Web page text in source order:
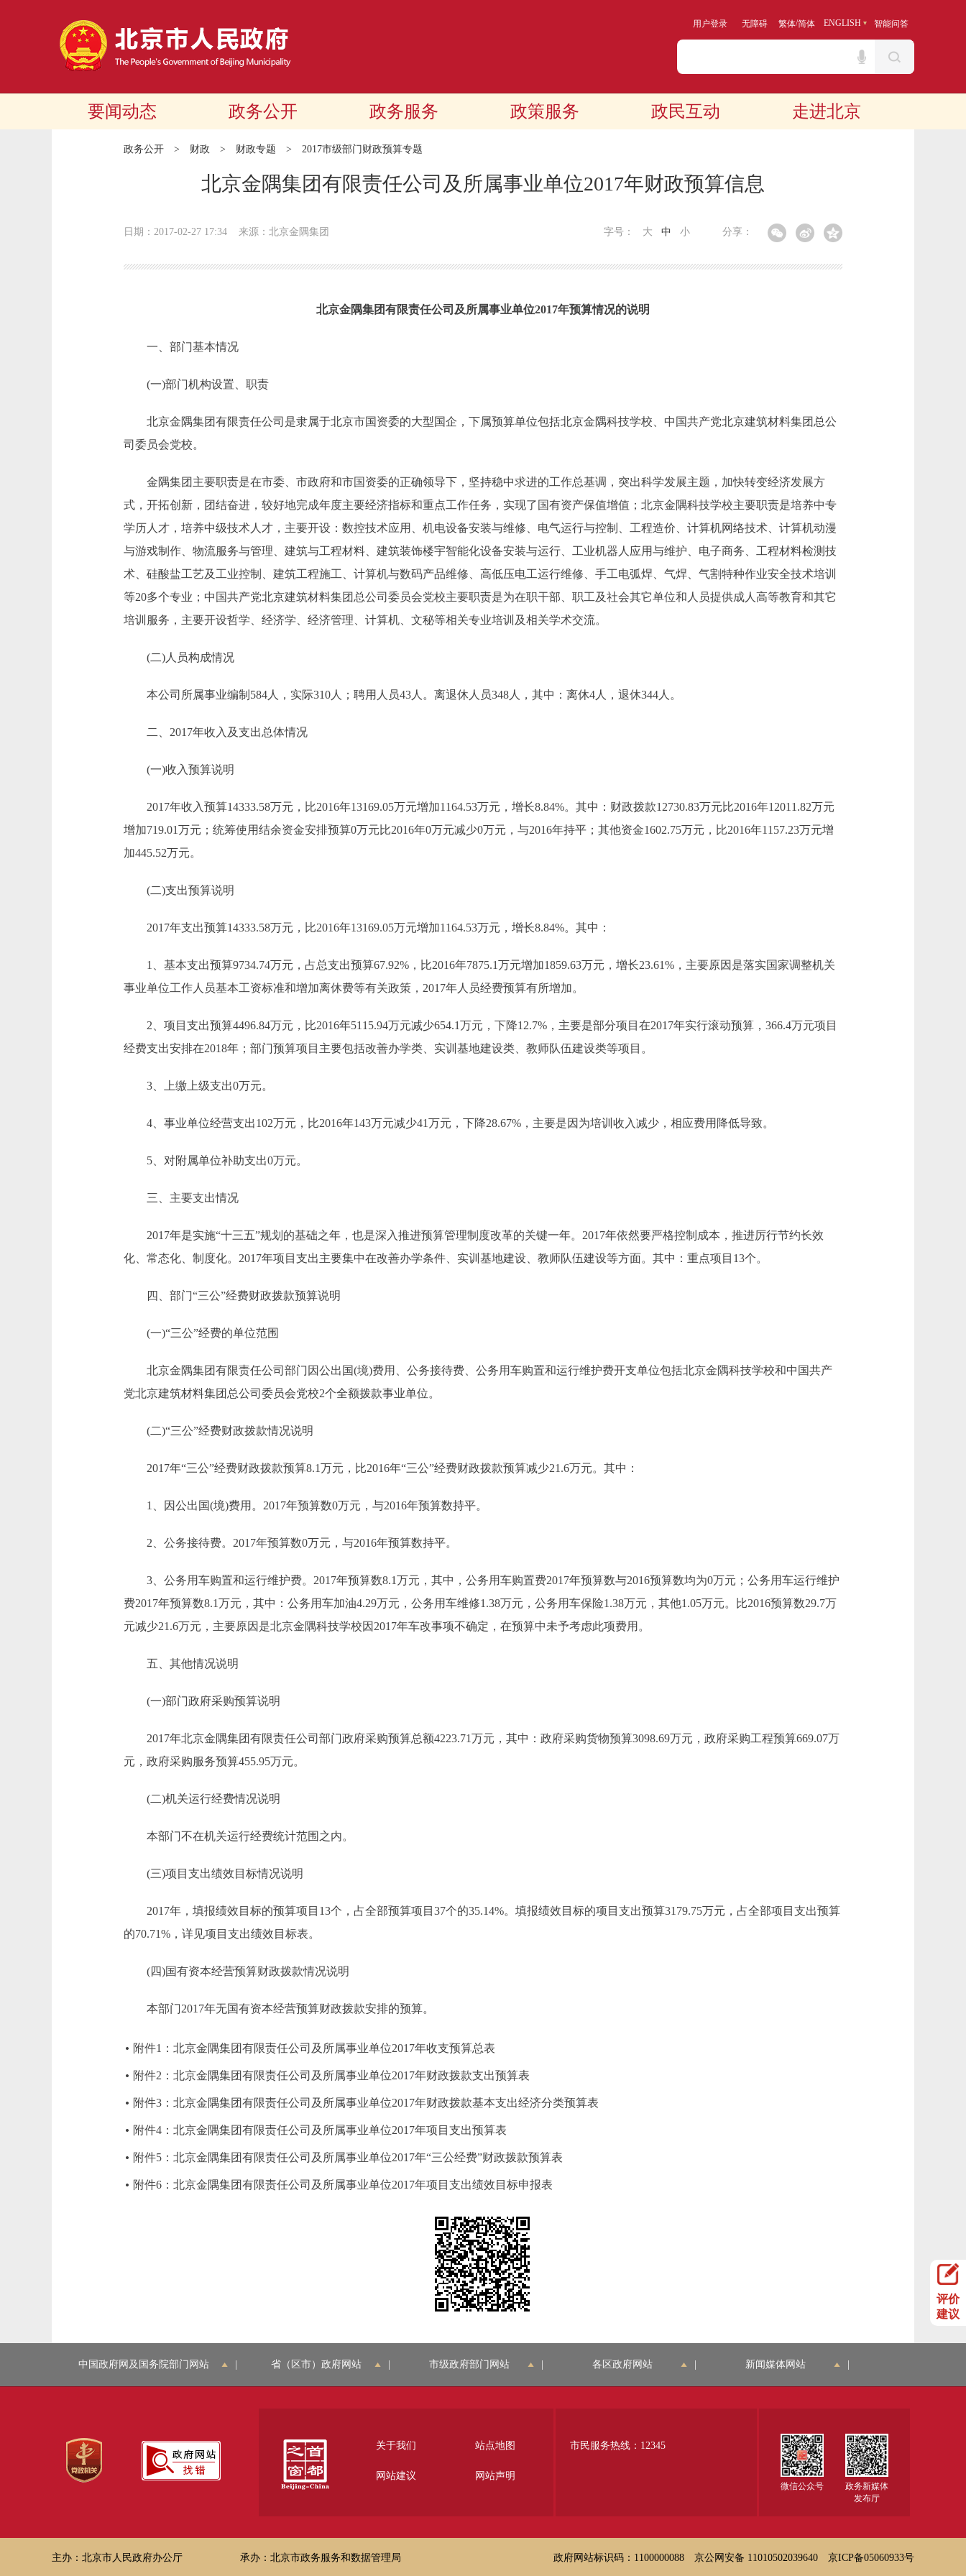
用户登录 无障碍 繁体/简体 ENGLISH 智能问答
要闻动态 政务公开 政务服务 政策服务 政民互动 走进北京
政务公开 > 财政 > 财政专题 > 2017市级部门财政预算专题
北京金隅集团有限责任公司及所属事业单位2017年财政预算信息
日期：2017-02-27 17:34 来源：北京金隅集团 分享：
字号： 大 中 小
北京金隅集团有限责任公司及所属事业单位2017年预算情况的说明
一、部门基本情况
(一)部门机构设置、职责
北京金隅集团有限责任公司是隶属于北京市国资委的大型国企，下属预算单位包括北京金隅科技学校、中国共产党北京建筑材料集团总公
司委员会党校。
金隅集团主要职责是在市委、市政府和市国资委的正确领导下，坚持稳中求进的工作总基调，突出科学发展主题，加快转变经济发展方
式，开拓创新，团结奋进，较好地完成年度主要经济指标和重点工作任务，实现了国有资产保值增值；北京金隅科技学校主要职责是培养中专
学历人才，培养中级技术人才，主要开设：数控技术应用、机电设备安装与维修、电气运行与控制、工程造价、计算机网络技术、计算机动漫
与游戏制作、物流服务与管理、建筑与工程材料、建筑装饰楼宇智能化设备安装与运行、工业机器人应用与维护、电子商务、工程材料检测技
术、硅酸盐工艺及工业控制、建筑工程施工、计算机与数码产品维修、高低压电工运行维修、手工电弧焊、气焊、气割特种作业安全技术培训
等20多个专业；中国共产党北京建筑材料集团总公司委员会党校主要职责是为在职干部、职工及社会其它单位和人员提供成人高等教育和其它
培训服务，主要开设哲学、经济学、经济管理、计算机、文秘等相关专业培训及相关学术交流。
(二)人员构成情况
本公司所属事业编制584人，实际310人；聘用人员43人。离退休人员348人，其中：离休4人，退休344人。
二、2017年收入及支出总体情况
(一)收入预算说明
2017年收入预算14333.58万元，比2016年13169.05万元增加1164.53万元，增长8.84%。其中：财政拨款12730.83万元比2016年12011.82万元
增加719.01万元；统筹使用结余资金安排预算0万元比2016年0万元减少0万元，与2016年持平；其他资金1602.75万元，比2016年1157.23万元增
加445.52万元。
(二)支出预算说明
2017年支出预算14333.58万元，比2016年13169.05万元增加1164.53万元，增长8.84%。其中：
1、基本支出预算9734.74万元，占总支出预算67.92%，比2016年7875.1万元增加1859.63万元，增长23.61%，主要原因是落实国家调整机关
事业单位工作人员基本工资标准和增加离休费等有关政策，2017年人员经费预算有所增加。
2、项目支出预算4496.84万元，比2016年5115.94万元减少654.1万元，下降12.7%，主要是部分项目在2017年实行滚动预算，366.4万元项目
经费支出安排在2018年；部门预算项目主要包括改善办学类、实训基地建设类、教师队伍建设类等项目。
3、上缴上级支出0万元。
4、事业单位经营支出102万元，比2016年143万元减少41万元，下降28.67%，主要是因为培训收入减少，相应费用降低导致。
5、对附属单位补助支出0万元。
三、主要支出情况
2017年是实施“十三五”规划的基础之年，也是深入推进预算管理制度改革的关键一年。2017年依然要严格控制成本，推进厉行节约长效
化、常态化、制度化。2017年项目支出主要集中在改善办学条件、实训基地建设、教师队伍建设等方面。其中：重点项目13个。
四、部门“三公”经费财政拨款预算说明
(一)“三公”经费的单位范围
北京金隅集团有限责任公司部门因公出国(境)费用、公务接待费、公务用车购置和运行维护费开支单位包括北京金隅科技学校和中国共产
党北京建筑材料集团总公司委员会党校2个全额拨款事业单位。
(二)“三公”经费财政拨款情况说明
2017年“三公”经费财政拨款预算8.1万元，比2016年“三公”经费财政拨款预算减少21.6万元。其中：
1、因公出国(境)费用。2017年预算数0万元，与2016年预算数持平。
2、公务接待费。2017年预算数0万元，与2016年预算数持平。
3、公务用车购置和运行维护费。2017年预算数8.1万元，其中，公务用车购置费2017年预算数与2016预算数均为0万元；公务用车运行维护
费2017年预算数8.1万元，其中：公务用车加油4.29万元，公务用车维修1.38万元，公务用车保险1.38万元，其他1.05万元。比2016预算数29.7万
元减少21.6万元，主要原因是北京金隅科技学校因2017年车改事项不确定，在预算中未予考虑此项费用。
五、其他情况说明
(一)部门政府采购预算说明
2017年北京金隅集团有限责任公司部门政府采购预算总额4223.71万元，其中：政府采购货物预算3098.69万元，政府采购工程预算669.07万
元，政府采购服务预算455.95万元。
(二)机关运行经费情况说明
本部门不在机关运行经费统计范围之内。
(三)项目支出绩效目标情况说明
2017年，填报绩效目标的预算项目13个，占全部预算项目37个的35.14%。填报绩效目标的项目支出预算3179.75万元，占全部项目支出预算
的70.71%，详见项目支出绩效目标表。
(四)国有资本经营预算财政拨款情况说明
本部门2017年无国有资本经营预算财政拨款安排的预算。
附件1：北京金隅集团有限责任公司及所属事业单位2017年收支预算总表
附件2：北京金隅集团有限责任公司及所属事业单位2017年财政拨款支出预算表
附件3：北京金隅集团有限责任公司及所属事业单位2017年财政拨款基本支出经济分类预算表
附件4：北京金隅集团有限责任公司及所属事业单位2017年项目支出预算表
附件5：北京金隅集团有限责任公司及所属事业单位2017年“三公经费”财政拨款预算表
附件6：北京金隅集团有限责任公司及所属事业单位2017年项目支出绩效目标申报表
评价
建议
中国政府网及国务院部门网站 省（区市）政府网站 市级政府部门网站 各区政府网站 新闻媒体网站
关于我们 站点地图
网站建议 网站声明
市民服务热线：12345
微信公众号
政务新媒体
发布厅
主办：北京市人民政府办公厅 承办：北京市政务服务和数据管理局 政府网站标识码：1100000088 京公网安备 11010502039640 京ICP备05060933号